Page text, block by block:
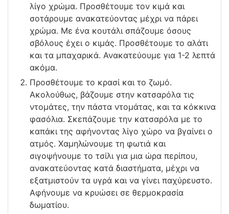
λίγο χρώμα. Προσθέτουμε τον κιμά και
σοτάρουμε ανακατεύοντας μέχρι να πάρει
χρώμα. Με ένα κουτάλι σπάζουμε όσους
σβόλους έχει ο κιμάς. Προσθέτουμε το αλάτι
και τα μπαχαρικά. Ανακατεύουμε για 1-2 λεπτά
ακόμα.
Προσθέτουμε το κρασί και το ζωμό.
Ακολούθως, βάζουμε στην κατσαρόλα τις
ντομάτες, την πάστα ντομάτας, και τα κόκκινα
φασόλια. Σκεπάζουμε την κατσαρόλα με το
καπάκι της αφήνοντας λίγο χώρο να βγαίνει ο
ατμός. Χαμηλώνουμε τη φωτιά και
σιγοψήνουμε το τσίλι για μια ώρα περίπου,
ανακατεύοντας κατά διαστήματα, μέχρι να
εξατμιστούν τα υγρά και να γίνει παχύρευστο.
Αφήνουμε να κρυώσει σε θερμοκρασία
δωματίου.